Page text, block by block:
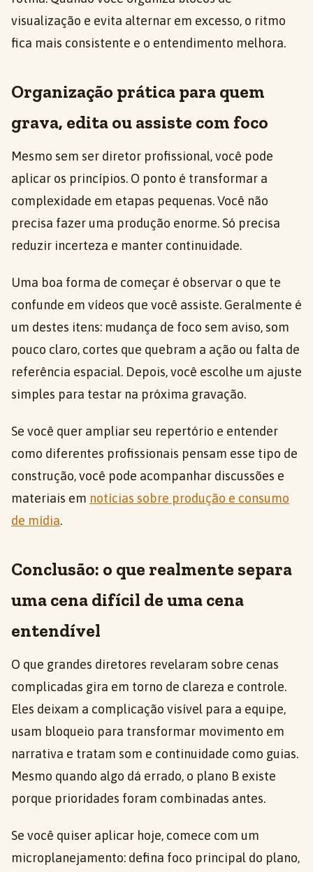
visualização e evita alternar em excesso, o ritmo
fica mais consistente e o entendimento melhora.
Organização prática para quem
grava, edita ou assiste com foco
Mesmo sem ser diretor profissional, você pode
aplicar os princípios. O ponto é transformar a
complexidade em etapas pequenas. Você não
precisa fazer uma produção enorme. Só precisa
reduzir incerteza e manter continuidade.
Uma boa forma de começar é observar o que te
confunde em vídeos que você assiste. Geralmente é
um destes itens: mudança de foco sem aviso, som
pouco claro, cortes que quebram a ação ou falta de
referência espacial. Depois, você escolhe um ajuste
simples para testar na próxima gravação.
Se você quer ampliar seu repertório e entender
como diferentes profissionais pensam esse tipo de
construção, você pode acompanhar discussões e
materiais em notícias sobre produção e consumo
de mídia.
Conclusão: o que realmente separa
uma cena difícil de uma cena
entendível
O que grandes diretores revelaram sobre cenas
complicadas gira em torno de clareza e controle.
Eles deixam a complicação visível para a equipe,
usam bloqueio para transformar movimento em
narrativa e tratam som e continuidade como guias.
Mesmo quando algo dá errado, o plano B existe
porque prioridades foram combinadas antes.
Se você quiser aplicar hoje, comece com um
microplanejamento: defina foco principal do plano,